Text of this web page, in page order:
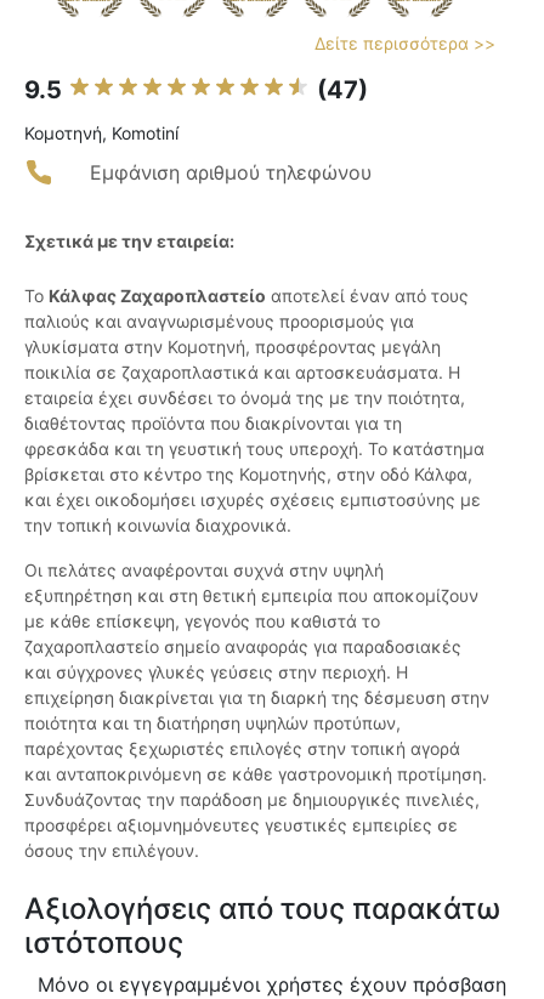
Δείτε περισσότερα >>
9.5 (47)
Κομοτηνή, Komotiní
Εμφάνιση αριθμού τηλεφώνου
Σχετικά με την εταιρεία:
Το Κάλφας Ζαχαροπλαστείο αποτελεί έναν από τους
παλιούς και αναγνωρισμένους προορισμούς για
γλυκίσματα στην Κομοτηνή, προσφέροντας μεγάλη
ποικιλία σε ζαχαροπλαστικά και αρτοσκευάσματα. Η
εταιρεία έχει συνδέσει το όνομά της με την ποιότητα,
διαθέτοντας προϊόντα που διακρίνονται για τη
φρεσκάδα και τη γευστική τους υπεροχή. Το κατάστημα
βρίσκεται στο κέντρο της Κομοτηνής, στην οδό Κάλφα,
και έχει οικοδομήσει ισχυρές σχέσεις εμπιστοσύνης με
την τοπική κοινωνία διαχρονικά.
Οι πελάτες αναφέρονται συχνά στην υψηλή
εξυπηρέτηση και στη θετική εμπειρία που αποκομίζουν
με κάθε επίσκεψη, γεγονός που καθιστά το
ζαχαροπλαστείο σημείο αναφοράς για παραδοσιακές
και σύγχρονες γλυκές γεύσεις στην περιοχή. Η
επιχείρηση διακρίνεται για τη διαρκή της δέσμευση στην
ποιότητα και τη διατήρηση υψηλών προτύπων,
παρέχοντας ξεχωριστές επιλογές στην τοπική αγορά
και ανταποκρινόμενη σε κάθε γαστρονομική προτίμηση.
Συνδυάζοντας την παράδοση με δημιουργικές πινελιές,
προσφέρει αξιομνημόνευτες γευστικές εμπειρίες σε
όσους την επιλέγουν.
Αξιολογήσεις από τους παρακάτω
ιστότοπους
Μόνο οι εγγεγραμμένοι χρήστες έχουν πρόσβαση